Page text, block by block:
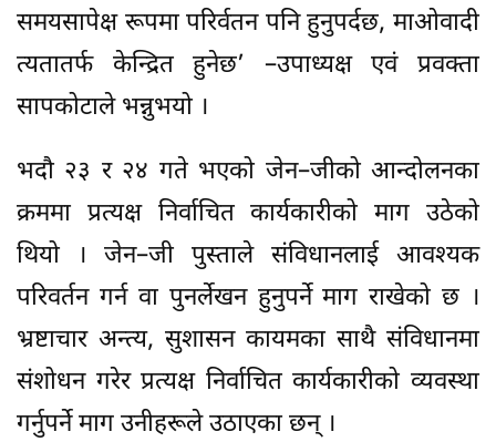
समयसापेक्ष रूपमा परिर्वतन पनि हुनुपर्दछ, माओवादी
त्यतातर्फ केन्द्रित हुनेछ’ –उपाध्यक्ष एवं प्रवक्ता
सापकोटाले भन्नुभयो ।
भदौ २३ र २४ गते भएको जेन–जीको आन्दोलनका
क्रममा प्रत्यक्ष निर्वाचित कार्यकारीको माग उठेको
थियो । जेन–जी पुस्ताले संविधानलाई आवश्यक
परिवर्तन गर्न वा पुनर्लेखन हुनुपर्ने माग राखेको छ ।
भ्रष्टाचार अन्त्य, सुशासन कायमका साथै संविधानमा
संशोधन गरेर प्रत्यक्ष निर्वाचित कार्यकारीको व्यवस्था
गर्नुपर्ने माग उनीहरूले उठाएका छन् ।